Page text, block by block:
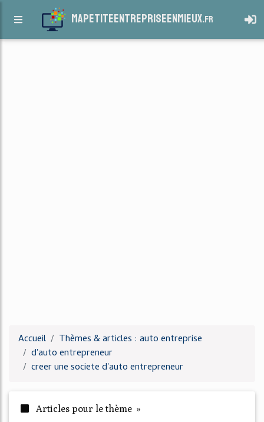
mapetiteentrepriseenmieux.fr
Accueil
Thèmes & articles : auto entreprise
d'auto entrepreneur
creer une societe d'auto entrepreneur
Articles pour le thème »